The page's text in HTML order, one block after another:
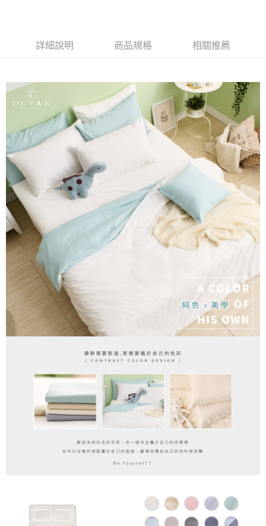
台灣樂天信用卡公司
大哥付你分期
1.本服務由台灣大哥大提供，台灣大哥大用戶可立即使用無須另外申請。
2.付款方式選擇「大哥付你分期」，訂單成立後會自動跳轉到大哥付的交易
流程，驗證手機門號後，選擇欲分期的期數、繳款截止日，確認付款後即完
成交易。
3.實際核准額度、可分期數及費用金額請依後續交易確認頁面所載為準。
4.訂單成立30分鐘內，如未前往確認交易或遇審核未通過，訂單將自動取
消。如遇「轉專審核」未通過狀況，表示未達大哥付你分期系統評分，恕無
法說明評估內容。
【繳款方式說明】
1.分期款項不併入電信帳單，「大哥付你分期」於每月結算日後寄送繳費提
醒簡訊。
2.透過簡訊連結打開帳單後，可選擇「超商條碼／台灣大直營門市／銀行轉
帳／街口支付／iPASS MONEY」等通路繳費。
【注意事項】
1.本服務係由「台灣大哥大股份有限公司」（以下簡稱本公司）所提供，讓
用戶於交易時，得透過本服務購買商品或服務，並由商店將買賣／分期付款
買賣價金債權讓與本公司後，依約使用本公司帳單繳交帳款。
2.基於同意付款使用「大哥付你分期」之契約關係目的，商店將以您的個人
資料（包含姓名、電話或地址）提供予台灣大哥大進項蒐集、處理及利用，
由本公司與您本人進行分期帳單所需資料之確認、核對及更正。
3.完整用戶服務條款，請詳閱以下連結：
https://oppay.tw/userRule
AFTEE先享後付
相關說明
【關於「AFTEE先享後付」】
AFTEE先享後付是「在收到商品之後才付款」的支付方式。 讓您購物簡單
便利好安心！
１．簡單：不需註冊會員、不需綁卡、不需儲值。
２．便利：只要手機號碼，簡訊認證，即可結帳。
３．安心：先確認商品／服務後，再付款。
【「AFTEE先享後付」結帳流程】
１．於結帳方式選擇「AFTEE先享後付」後，將跳轉至「AFTEE先享後付」
結帳頁面，進行簡訊認證並確認金額後，即可完成結帳。
２．訂單成立數日內，您將收到繳費通知簡訊。
３．收到繳費通知簡訊後14天內，點擊此簡訊中的連結，可透過四大超商／
ATM／網路銀行／等多元方式進行付款，方視為交易完成。
※ 請注意：結帳手續完成當下不需立刻繳費，但若您需要取消訂單，請聯絡
購買商品的店家。未經商家同意取消之訂單仍視為有效，需透過AFTEE先享
後付繳納相關費用。
※ 交易是否成功請以「AFTEE先享後付 」之結帳頁面顯示為準，若有關於
是否繳費成功／繳費後需取消欲退款等相關疑問，請聯繫「AFTEE先享後付
客戶支援中心」 https://netprotections.freshdesk.com/support/home
【注意事項】
易，需依本服務之必要範圍內提供個人資料，並將交易相關給付款項請求債
權轉讓予恩沛科技股份有限公司。
２．關於個人資料處理事宜，請瀏覽以下網址：
https://aftee.tw/terms/#terms3
３．未成年的使用者請事先徵得法定代理人或監護人之同意方可使用
「AFTEE先享後付」，若未經同意申辦者引起之損失，本公司不負相關責
４．使用「AFTEE先享後付」時，將依據個別帳號之用戶狀況，依本公司即
請求用戶進行身份認證。
Hami Point
相關說明
「Hami Point」為中華電信所提供之點數服務，可於會員專區綁定中華電信
會員帳號後，即可在購物車使用 Hami Point 折抵消費金額 (1點等於1元)。
ATM付款
運送方式
全家取貨付款
每筆NT$60，滿NT$999(含以上)免運費
付款後全家取貨
每筆NT$60，滿NT$999(含以上)免運費
7-11取貨付款
每筆NT$60，滿NT$999(含以上)免運費
付款後7-11取貨
每筆NT$80，滿NT$999(含以上)免運費
詳細說明 商品規格 相關推薦